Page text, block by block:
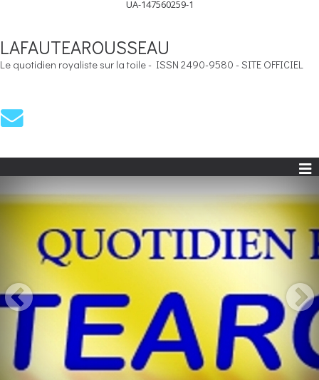
UA-147560259-1
LAFAUTEAROUSSEAU
Le quotidien royaliste sur la toile - ISSN 2490-9580 - SITE OFFICIEL